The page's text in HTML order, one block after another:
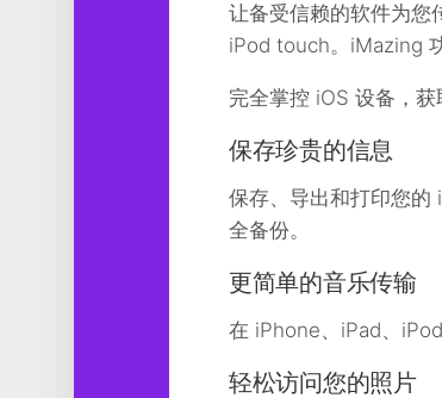
统
工
形
设
计
软
乐
让备受信赖的软件为您
iPod touch。iMazing
完全掌控 iOS 设备，获
保存珍贵的信息
保存、导出和打印您
全备份。
更简单的音乐传输
在 iPhone、iPad、
轻松访问您的照片